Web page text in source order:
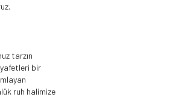
tarzın
bir
ruh halimize